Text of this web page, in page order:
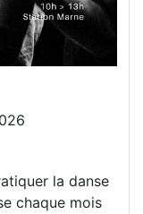
la danse
chaque mois